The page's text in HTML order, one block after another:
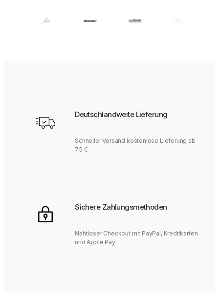
Deutschlandweite Lieferung
Schneller Versand kostenlose Lieferung ab
75 €
Sichere Zahlungsmethoden
Nahtloser Checkout mit PayPal, Kreditkarten
und Apple Pay